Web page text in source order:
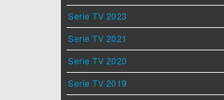
Serie TV 2023
Serie TV 2021
Serie TV 2020
Serie TV 2019